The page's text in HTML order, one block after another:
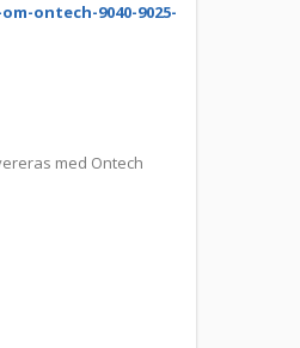
ontech-9040-9025-
med Ontech